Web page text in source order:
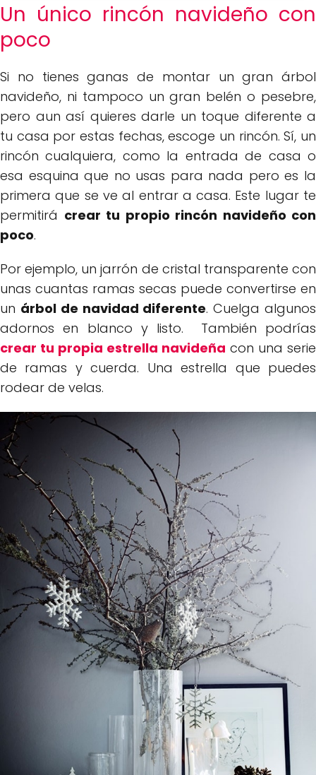
Un único rincón navideño con
poco
Si no tienes ganas de montar un gran árbol
navideño, ni tampoco un gran belén o pesebre,
pero aun así quieres darle un toque diferente a
tu casa por estas fechas, escoge un rincón. Sí, un
rincón cualquiera, como la entrada de casa o
esa esquina que no usas para nada pero es la
primera que se ve al entrar a casa. Este lugar te
permitirá crear tu propio rincón navideño con
poco.
Por ejemplo, un jarrón de cristal transparente con
unas cuantas ramas secas puede convertirse en
un árbol de navidad diferente. Cuelga algunos
adornos en blanco y listo. También podrías
crear tu propia estrella navideña con una serie
de ramas y cuerda. Una estrella que puedes
rodear de velas.